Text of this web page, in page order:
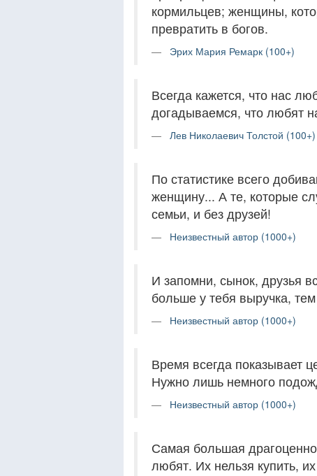
кормильцев; женщины,
превратить в богов.
Эрих Мария Ремарк (100+)
Всегда кажется, что нас
догадываемся, что любят
Лев Николаевич Толстой (100+)
По статистике всего
женщину... А те, которые
семьи, и без друзей!
Неизвестный автор (1000+)
И запомни, сынок, друзья
больше у тебя выручка,
Неизвестный автор (1000+)
Время всегда показывает
Нужно лишь немного
Неизвестный автор (1000+)
Самая большая
любят. Их нельзя купить,